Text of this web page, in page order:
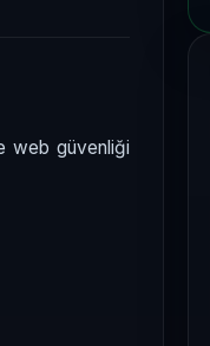
web güvenliği